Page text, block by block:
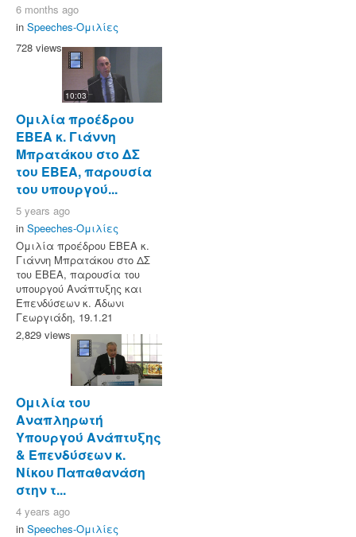
6 months ago
in Speeches-Ομιλίες
728 views
10:03
Ομιλία προέδρου
ΕΒΕΑ κ. Γιάννη
Μπρατάκου στο ΔΣ
του ΕΒΕΑ, παρουσία
του υπουργού...
5 years ago
in Speeches-Ομιλίες
Ομιλία προέδρου ΕΒΕΑ κ.
Γιάννη Μπρατάκου στο ΔΣ
του ΕΒΕΑ, παρουσία του
υπουργού Ανάπτυξης και
Επενδύσεων κ. Άδωνι
Γεωργιάδη, 19.1.21
2,829 views
Ομιλία του
Αναπληρωτή
Υπουργού Ανάπτυξης
& Επενδύσεων κ.
Νίκου Παπαθανάση
στην τ...
4 years ago
in Speeches-Ομιλίες